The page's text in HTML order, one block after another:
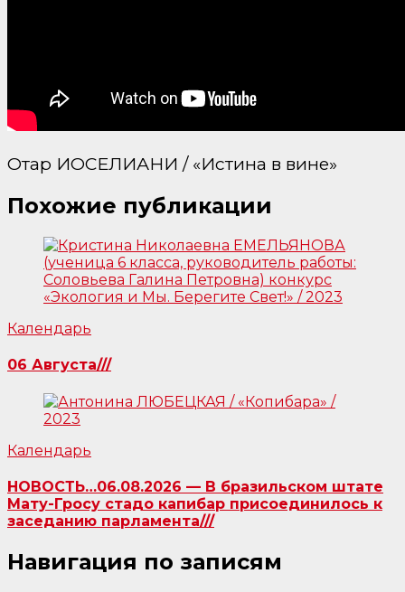
Отар ИОСЕЛИАНИ / «Истина в вине»
Похожие публикации
Календарь
06 Августа///
Календарь
НОВОСТЬ…06.08.2026 — В бразильском штате
Мату-Гросу стадо капибар присоединилось к
заседанию парламента///
Навигация по записям